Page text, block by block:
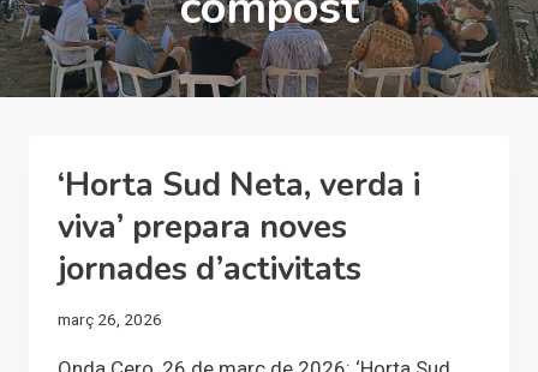
‘Horta Sud Neta, verda i
viva’ prepara noves
jornades d’activitats
març 26, 2026